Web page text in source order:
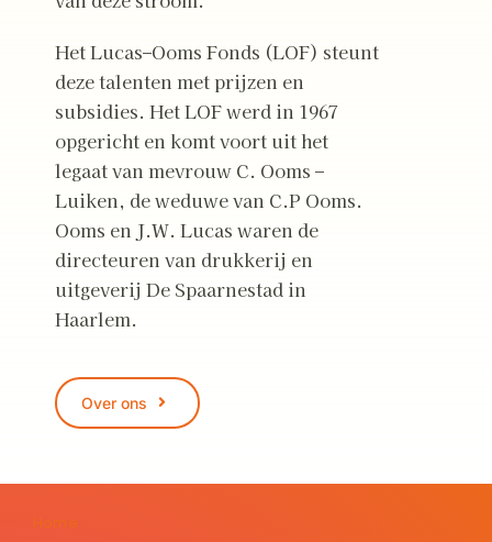
Het Lucas–Ooms Fonds (LOF) steunt
deze talenten met prijzen en
subsidies. Het LOF werd in 1967
opgericht en komt voort uit het
legaat van mevrouw C. Ooms –
Luiken, de weduwe van C.P Ooms.
Ooms en J.W. Lucas waren de
directeuren van drukkerij en
uitgeverij De Spaarnestad in
Haarlem.
Over ons
Home